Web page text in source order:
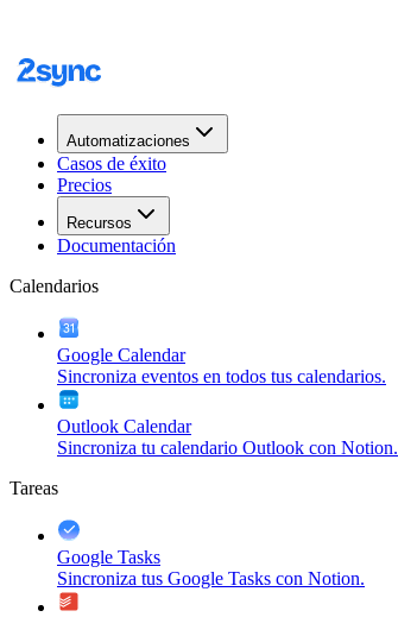
Automatizaciones
Casos de éxito
Precios
Recursos
Documentación
Calendarios
Google Calendar
Sincroniza eventos en todos tus calendarios.
Outlook Calendar
Sincroniza tu calendario Outlook con Notion.
Tareas
Google Tasks
Sincroniza tus Google Tasks con Notion.